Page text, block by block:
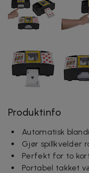
Produktinfo
Automatisk
Gjør spillkvelder
Perfekt for to
Portabel takket